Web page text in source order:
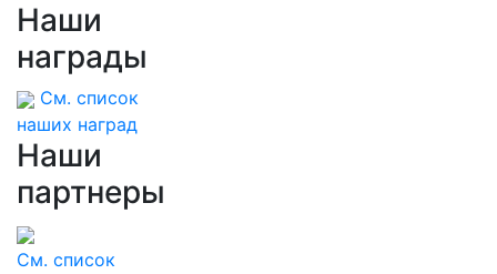
Наши
награды
См. список
наших наград
Наши
партнеры
См. список